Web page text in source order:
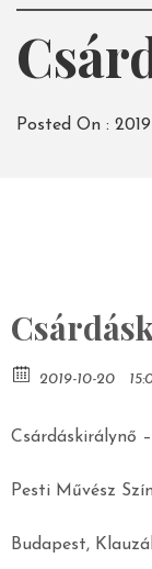
Posted On :
2019-10-20
Csárdáskirálynő
Pesti Művész
Budapest,